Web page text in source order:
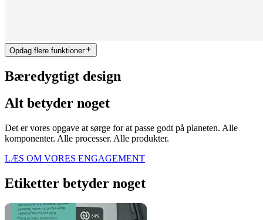
Opdag flere funktioner
Bæredygtigt design
Alt betyder noget
Det er vores opgave at sørge for at passe godt på planeten. Alle
komponenter. Alle processer. Alle produkter.
LÆS OM VORES ENGAGEMENT
Etiketter betyder noget